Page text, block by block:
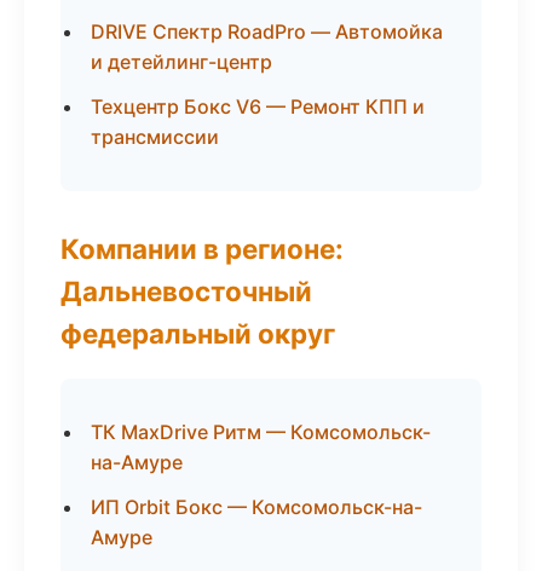
DRIVE Спектр RoadPro — Автомойка
и детейлинг-центр
Техцентр Бокс V6 — Ремонт КПП и
трансмиссии
Компании в регионе:
Дальневосточный
федеральный округ
ТК MaxDrive Ритм — Комсомольск-
на-Амуре
ИП Orbit Бокс — Комсомольск-на-
Амуре